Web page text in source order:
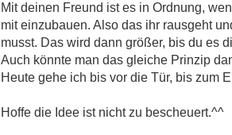
Mit deinen Freund ist es in Ordnung,
mit einzubauen. Also das ihr rausgeht
musst. Das wird dann größer, bis du es
Auch könnte man das gleiche Prinzip
Heute gehe ich bis vor die Tür, bis zum
Hoffe die Idee ist nicht zu bescheuert.^^